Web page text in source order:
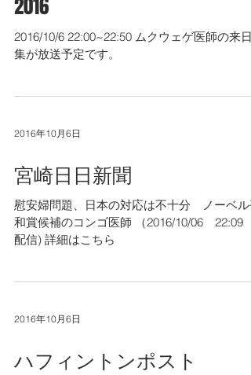
2016
2016/10/6 22:00~22:50 ムクウェゲ医師の来日
集が放送予定です。
2016年10月6日
宮崎日日新聞
慰安婦問題、日本の対応は不十分 ノーベル
和賞候補のコンゴ医師 ​（2016/10/06 22:09
配信) 詳細はこちら
2016年10月6日
ハフィントンポスト